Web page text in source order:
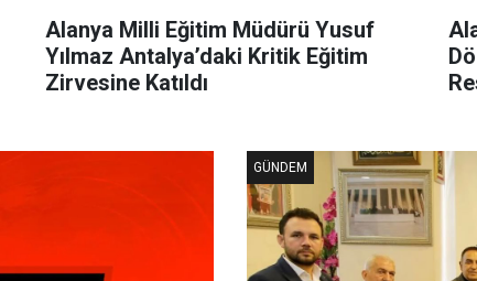
Alanya Milli Eğitim Müdürü Yusuf
Yılmaz Antalya’daki Kritik Eğitim
Zirvesine Katıldı
GÜNDEM